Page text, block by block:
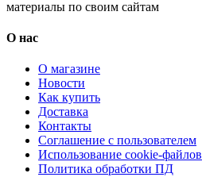
материалы по своим сайтам
О нас
О магазине
Новости
Как купить
Доставка
Контакты
Соглашение с пользователем
Использование cookie-файлов
Политика обработки ПД